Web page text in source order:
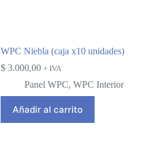
WPC Niebla (caja x10 unidades)
$3.000,00 + IVA
Panel WPC, WPC Interior
Añadir al carrito